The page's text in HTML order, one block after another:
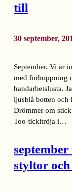
till
30 september,
September. Vi är
med förhoppning
handarbetslusta.
ljusblå botten och
Drömmer om
Too-tickitröja i…
styltor och